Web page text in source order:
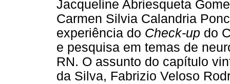
Jacqueline Abriesqueta
Carmen Silvia Calandria
experiência do Check-up do
e pesquisa em temas de
RN. O assunto do capítulo
da Silva, Fabrizio Veloso